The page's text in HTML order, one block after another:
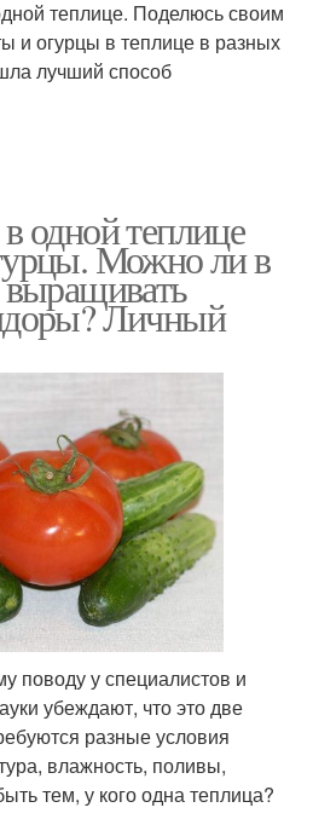
теплице. Поделюсь своим
и огурцы в теплице в разных
лучший способ
одной теплице
Можно ли в
Личный
поводу у специалистов и
убеждают, что это две
разные условия
влажность, поливы,
тем, у кого одна теплица?